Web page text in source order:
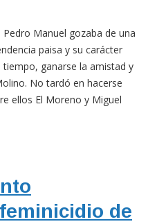
Manuel gozaba de una
paisa y su carácter
ganarse la amistad y
No tardó en hacerse
ellos El Moreno y Miguel
de